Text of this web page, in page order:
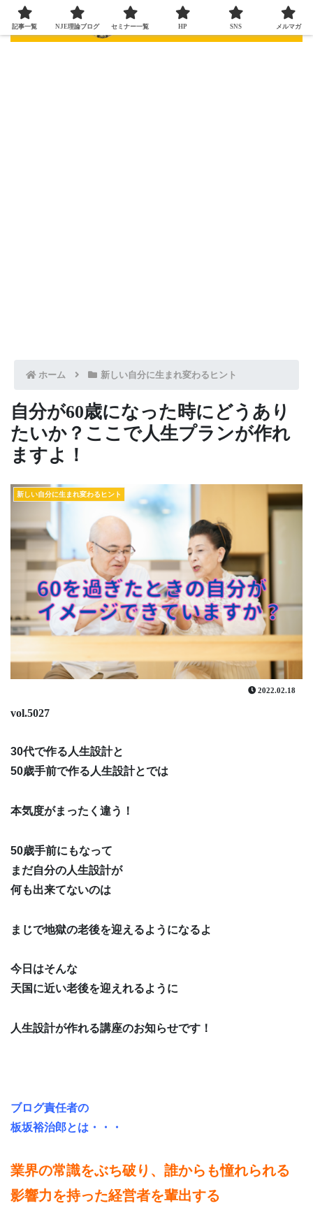
ホーム 新しい自分に生まれ変わるヒント
自分が60歳になった時にどうあり
たいか？ここで人生プランが作れ
ますよ！
新しい自分に生まれ変わるヒント
2022.02.18
vol.5027
30代で作る人生設計と
50歳手前で作る人生設計とでは
本気度がまったく違う！
50歳手前にもなって
まだ自分の人生設計が
何も出来てないのは
まじで地獄の老後を迎えるようになるよ
今日はそんな
天国に近い老後を迎えれるように
人生設計が作れる講座のお知らせです！
ブログ責任者の
板坂裕治郎とは・・・
業界の常識をぶち破り、誰からも憧れられる
影響力を持った経営者を輩出する
記事一覧 NJE理論ブログ セミナー一覧 HP SNS メルマガ